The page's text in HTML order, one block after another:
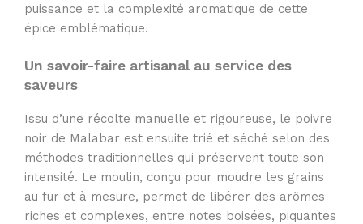
puissance et la complexité aromatique de cette
épice emblématique.
Un savoir-faire artisanal au service des
saveurs
Issu d’une récolte manuelle et rigoureuse, le poivre
noir de Malabar est ensuite trié et séché selon des
méthodes traditionnelles qui préservent toute son
intensité. Le moulin, conçu pour moudre les grains
au fur et à mesure, permet de libérer des arômes
riches et complexes, entre notes boisées, piquantes